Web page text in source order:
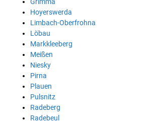
Grimma
Hoyerswerda
Limbach-Oberfrohna
Löbau
Markkleeberg
Meißen
Niesky
Pirna
Plauen
Pulsnitz
Radeberg
Radebeul